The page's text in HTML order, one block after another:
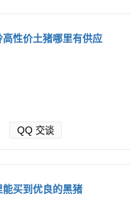
性价土猪哪里有供应
QQ 交谈
买到优良的黑猪